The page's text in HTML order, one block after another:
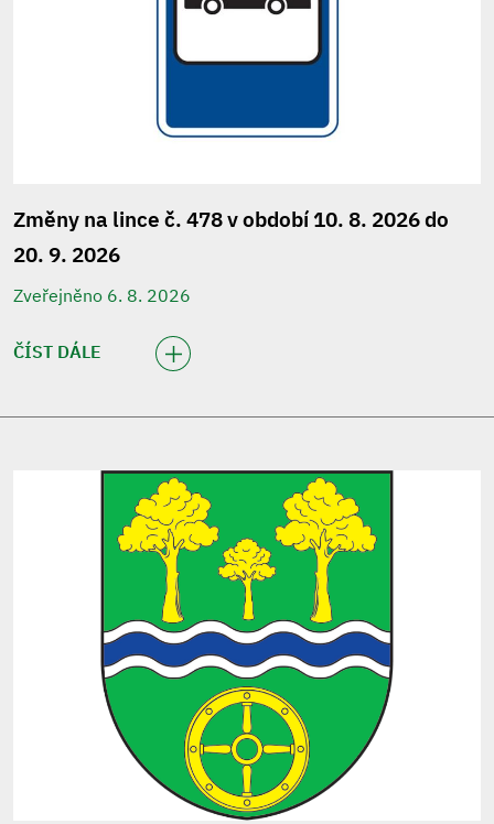
Změny na lince č. 478 v období 10. 8. 2026 do
20. 9. 2026
Zveřejněno 6. 8. 2026
ČÍST DÁLE